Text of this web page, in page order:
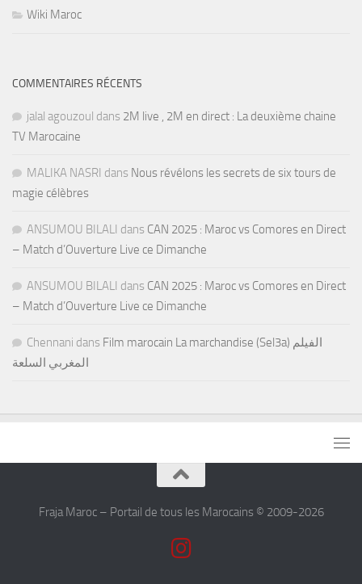
Wiki Maroc
COMMENTAIRES RÉCENTS
jalal agouzoul dans 2M live , 2M en direct : La deuxième chaine
TV Marocaine
MALIKA NASRI dans Nous révélons les secrets de six tours de
magie célèbres
ANSUMOU BILALI dans CAN 2025 : Maroc vs Comores en Direct
– Match d’Ouverture Live ce Dimanche
ANSUMOU BILALI dans CAN 2025 : Maroc vs Comores en Direct
– Match d’Ouverture Live ce Dimanche
Chennani dans Film marocain La marchandise (Sel3a) الفيلم
المغربي السلعة
Fraja Maroc – Portail de tous les Marocains © 2009-2026